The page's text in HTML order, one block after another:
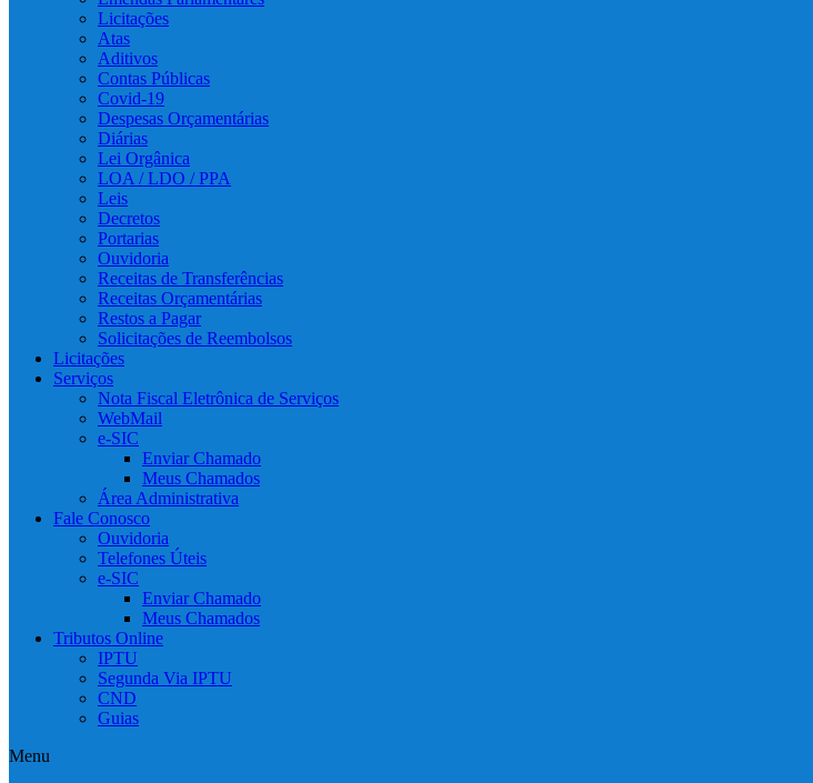
Licitações
Atas
Aditivos
Contas Públicas
Covid-19
Despesas Orçamentárias
Diárias
Lei Orgânica
LOA / LDO / PPA
Leis
Decretos
Portarias
Ouvidoria
Receitas de Transferências
Receitas Orçamentárias
Restos a Pagar
Solicitações de Reembolsos
Licitações
Serviços
Nota Fiscal Eletrônica de Serviços
WebMail
e-SIC
Enviar Chamado
Meus Chamados
Área Administrativa
Fale Conosco
Ouvidoria
Telefones Úteis
e-SIC
Enviar Chamado
Meus Chamados
Tributos Online
IPTU
Segunda Via IPTU
CND
Guias
Menu